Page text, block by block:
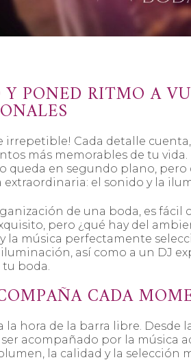
PONED RITMO A
irrepetible! Cada detalle
más memorables de tu vida.
queda en segundo plano,
el sonido y la
de una boda, es
pero ¿qué hay del
la música perfectamente
así como a un DJ
boda.
CADA
la hora de la barra libre. Desde
acompañado por la música
la calidad y la selección